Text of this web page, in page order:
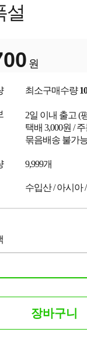
설
원
최소구매수량10
2일 이내 출고 (
택배 3,000원 /
묶음배송 불가
9,999개
수입산 / 아시아
장바구니